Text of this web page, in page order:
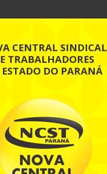
CENTRAL SINDICAL
TRABALHADORES
ESTADO DO PARANÁ